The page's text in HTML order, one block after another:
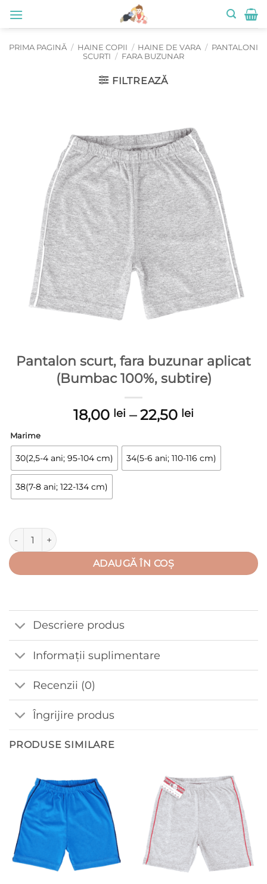
PRIMA PAGINĂ / HAINE COPII / HAINE DE VARA / PANTALONI
SCURTI / FARA BUZUNAR
FILTREAZĂ
Pantalon scurt, fara buzunar aplicat
(Bumbac 100%, subtire)
18,00 lei – 22,50 lei
prețuri:
18,00 lei
până
Marime
30(2,5-4 ani; 95-104 cm) 34(5-6 ani; 110-116 cm)
38(7-8 ani; 122-134 cm)
Cantitate Pantalon scurt, fara buzunar aplicat (Bumbac 100%,
ADAUGĂ ÎN COȘ
Descriere produs
Informații suplimentare
Recenzii (0)
Îngrijire produs
PRODUSE SIMILARE